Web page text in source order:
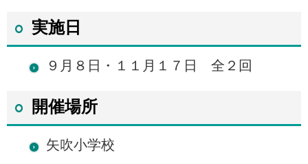
実施日
９月８日・１１月１７日 全２回
開催場所
矢吹小学校